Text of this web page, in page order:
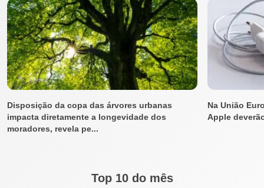
Disposição da copa das árvores urbanas
impacta diretamente a longevidade dos
moradores, revela pe...
Na União
Apple
Top 10 do mês